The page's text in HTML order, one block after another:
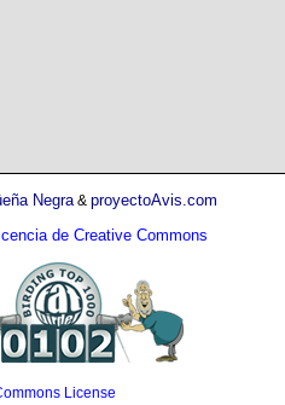
Negra& proyectoAvis.com
de Creative Commons